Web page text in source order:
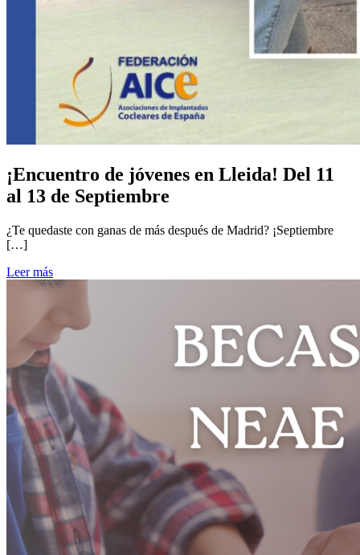
¡Encuentro de jóvenes en Lleida! Del 11
al 13 de Septiembre
¿Te quedaste con ganas de más después de Madrid? ¡Septiembre
[…]
Leer más